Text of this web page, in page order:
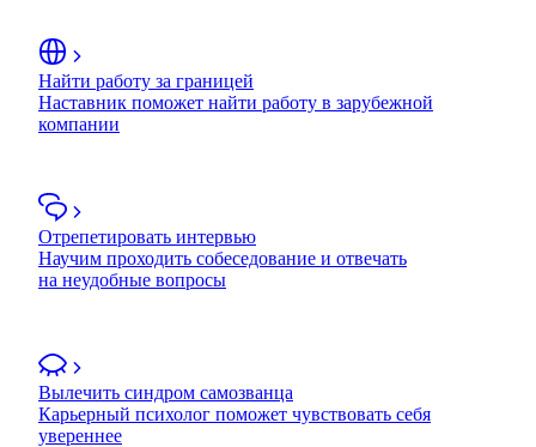
Найти работу за границей
Наставник поможет найти работу в зарубежной
компании
Отрепетировать интервью
Научим проходить собеседование и отвечать
на неудобные вопросы
Вылечить синдром самозванца
Карьерный психолог поможет чувствовать себя
увереннее